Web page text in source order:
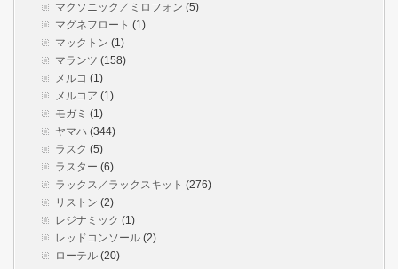
マクソニック／ミロフォン (5)
マグネフロート (1)
マックトン (1)
マランツ (158)
メルコ (1)
メルコア (1)
モガミ (1)
ヤマハ (344)
ラスク (5)
ラスター (6)
ラックス／ラックスキット (276)
リストン (2)
レジナミック (1)
レッドコンソール (2)
ローテル (20)